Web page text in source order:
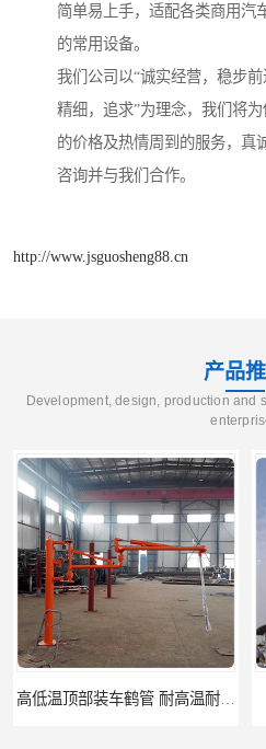
简单易上手，适配各类商用汽
的常用设备。
我们公司以“诚实经营，稳步
精细，追求”为理念，我们将
的价格及热情周到的服务，真
咨询并与我们合作。
http://www.jsguosheng88.cn
产品
Development, design, production and
鹤管_鹤管销售_鹤管供应商